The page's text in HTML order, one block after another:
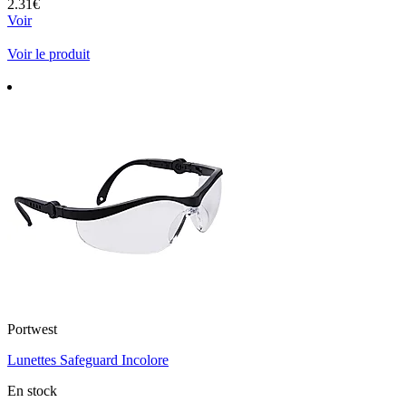
2.31€
Voir
Voir le produit
Portwest
Lunettes Safeguard Incolore
En stock